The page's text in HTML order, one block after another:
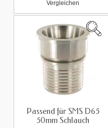
Vergleichen
Passend für SMS D65
50mm Schlauch